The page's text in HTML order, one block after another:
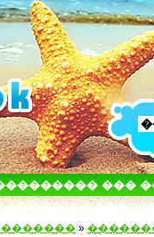
���
����� � ����
»